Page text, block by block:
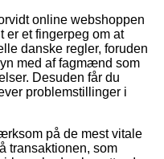
online webshoppen
er et fingerpeg om at
danske regler, foruden
med af fagmænd som
Desuden får du
problemstillinger i
på de mest vitale
transaktionen, som